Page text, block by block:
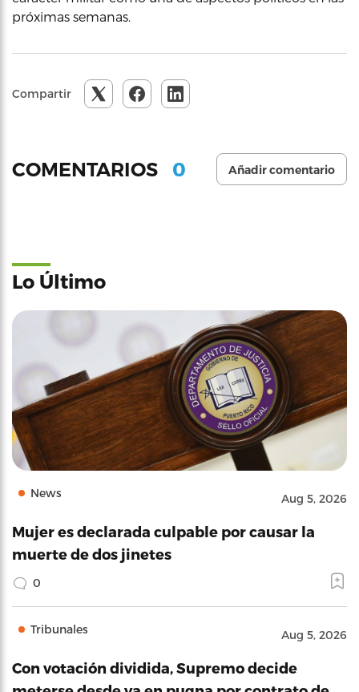
próximas semanas.
Compartir
COMENTARIOS 0 Añadir comentario
Lo Último
News Aug 5, 2026
Mujer es declarada culpable por causar la
muerte de dos jinetes
0
Tribunales Aug 5, 2026
Con votación dividida, Supremo decide